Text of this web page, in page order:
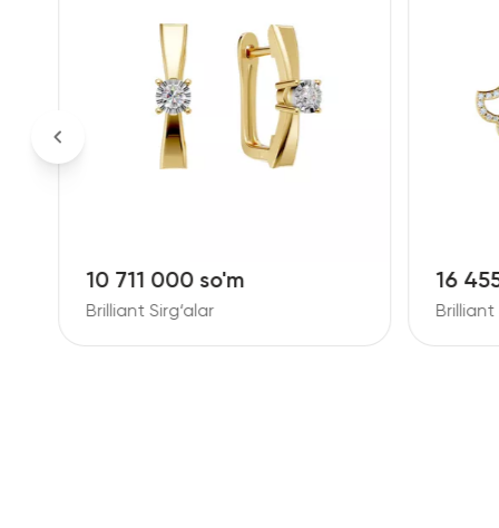
10 711 000 so'm
Brilliant Sirg‘alar
16
Brilliant